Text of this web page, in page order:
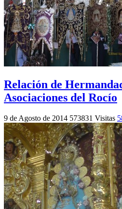
Relación de
Asociaciones del Rocío
9 de Agosto de 2014 573831 Visitas